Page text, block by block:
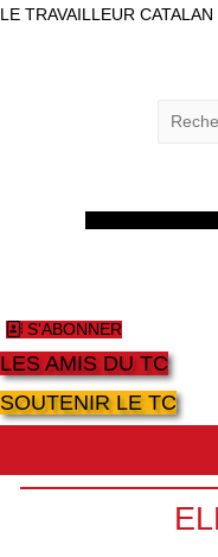
LE TRAVAILLEUR CATALAN
S'ABONNER
LES AMIS DU TC
SOUTENIR LE TC